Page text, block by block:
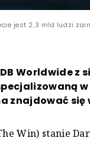
jest 2,3 mld ludzi
Worldwide z
znajdować się
Win) stanie